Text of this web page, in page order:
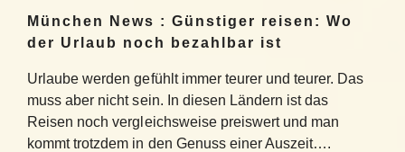
München News : Günstiger reisen: Wo
der Urlaub noch bezahlbar ist
Urlaube werden gefühlt immer teurer und teurer. Das
muss aber nicht sein. In diesen Ländern ist das
Reisen noch vergleichsweise preiswert und man
kommt trotzdem in den Genuss einer Auszeit….